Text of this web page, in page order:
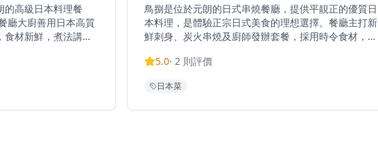
的高級日本料理餐
食材新鮮，煮法講
鳥捌是位於元朗的日式串燒餐廳，提供平靚正的優質日
本料理，是體驗正宗日式美食的理想選擇。餐廳主打新
鮮刺身、炭火串燒及廚師發辦套餐，採用時令食材，確
校服位置，這間餐廳提供正宗的日式用餐體驗，晚市主
及食材。餐廳環境溫馨舒適，適合情侶約會或與朋友共
5.0· 2 則評價
日本菜